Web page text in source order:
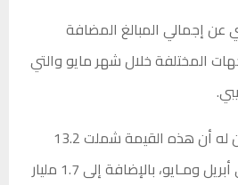
عن إجمالي المبالغ المضافة
المختلفة خلال شهر مايو والتي
وأضاف المركزي في بيان له أن هذه القيمة شملت 13.2
مليار دينار لمرتبات شهري أبريل ومـايو، بالإضافة إلى 1.7 مليار